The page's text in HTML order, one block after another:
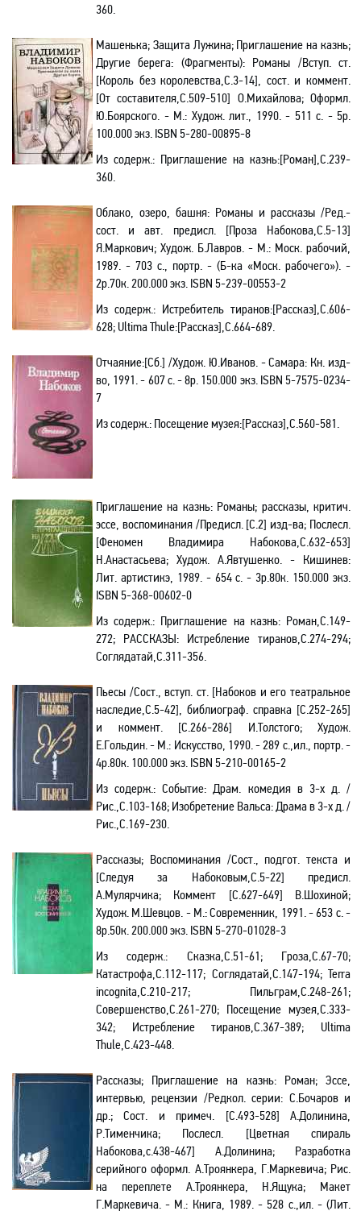
360.
Машенька; Защита Лужина; Приглашение на казнь;
Другие берега: (Фрагменты): Романы /Вступ. ст.
[Король без королевства,С.3-14], сост. и коммент.
[От составителя,С.509-510] О.Михайлова; Оформл.
Ю.Боярского. - М.: Худож. лит., 1990. - 511 с. - 5р.
100.000 экз. ISBN 5-280-00895-8
Из содерж.: Приглашение на казнь:[Роман],С.239-
360.
Облако, озеро, башня: Романы и рассказы /Ред.-
сост. и авт. предисл. [Проза Набокова,С.5-13]
Я.Маркович; Худож. Б.Лавров. - М.: Моск. рабочий,
1989. - 703 с., портр. - (Б-ка «Моск. рабочего»). -
2р.70к. 200.000 экз. ISBN 5-239-00553-2
Из содерж.: Истребитель тиранов:[Рассказ],С.606-
628; Ultima Thule:[Рассказ],С.664-689.
Отчаяние:[Сб.] /Худож. Ю.Иванов. - Самара: Кн. изд-
во, 1991. - 607 с. - 8р. 150.000 экз. ISBN 5-7575-0234-
7
Из содерж.: Посещение музея:[Рассказ],С.560-581.
Приглашение на казнь: Романы; рассказы, критич.
эссе, воспоминания /Предисл. [С.2] изд-ва; Послесл.
[Феномен Владимира Набокова,С.632-653]
Н.Анастасьева; Худож. А.Явтушенко. - Кишинев:
Лит. артистикэ, 1989. - 654 с. - 3р.80к. 150.000 экз.
ISBN 5-368-00602-0
Из содерж.: Приглашение на казнь: Роман,С.149-
272; РАССКАЗЫ: Истребление тиранов,С.274-294;
Соглядатай,С.311-356.
Пьесы /Сост., вступ. ст. [Набоков и его театральное
наследие,С.5-42], библиограф. cправка [C.252-265]
и коммент. [С.266-286] И.Толстого; Худож.
Е.Гольдин. - М.: Искусство, 1990. - 289 с.,ил., портр.-
4р.80к. 100.000 экз. ISBN 5-210-00165-2
Из содерж.: Событие: Драм. комедия в 3-х д. /
Рис.,С.103-168; Изобретение Вальса: Драма в 3-х д. /
Рис.,С.169-230.
Рассказы; Воспоминания/Сост., подгот. текста и
[Следуя за Набоковым,С.5-22] предисл.
А.Мулярчика; Коммент [С.627-649] В.Шохиной;
Худож. М.Шевцов. - М.: Современник, 1991. - 653 с. -
8р.50к. 200.000 экз. ISBN 5-270-01028-3
Из содерж.: Сказка,С.51-61; Гроза,С.67-70;
Катастрофа,С.112-117; Соглядатай,С.147-194; Terra
incognita,С.210-217; Пильграм,С.248-261;
Совершенство,С.261-270; Посещение музея,С.333-
342; Истребление тиранов,С.367-389; Ultima
Thule,С.423-448.
Рассказы; Приглашение на казнь: Роман; Эссе,
интервью, рецензии /Редкол. серии: С.Бочаров и
др.; Сост. и примеч. [С.493-528] А.Долинина,
Р.Тименчика; Послесл. [Цветная спираль
Набокова,с.438-467] А.Долинина; Разработка
серийного оформл. А.Троянкера, Г.Маркевича; Рис.
на переплете А.Троянкера, Н.Ящука; Макет
Г.Маркевича. - М.: Книга, 1989. - 528 с.,ил. - (Лит.